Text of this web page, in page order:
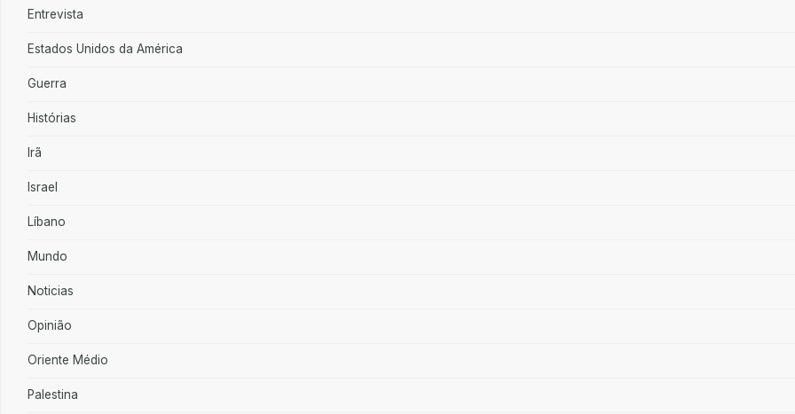
Entrevista
Estados Unidos da América
Guerra
Histórias
Irã
Israel
Líbano
Mundo
Noticias
Opinião
Oriente Médio
Palestina